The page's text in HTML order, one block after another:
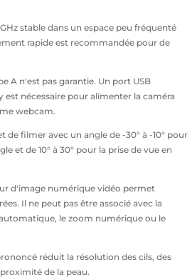
stable dans un espace peu fréquenté
rapide est recommandée pour de
A n'est pas garantie. Un port USB
nécessaire pour alimenter la caméra
webcam.
de filmer avec un angle de -30° à -10° pour
et de 10° à 30° pour la prise de vue en
d'image numérique vidéo permet
Il ne peut pas être associé avec la
le zoom numérique ou le
réduit la résolution des cils, des
de la peau.